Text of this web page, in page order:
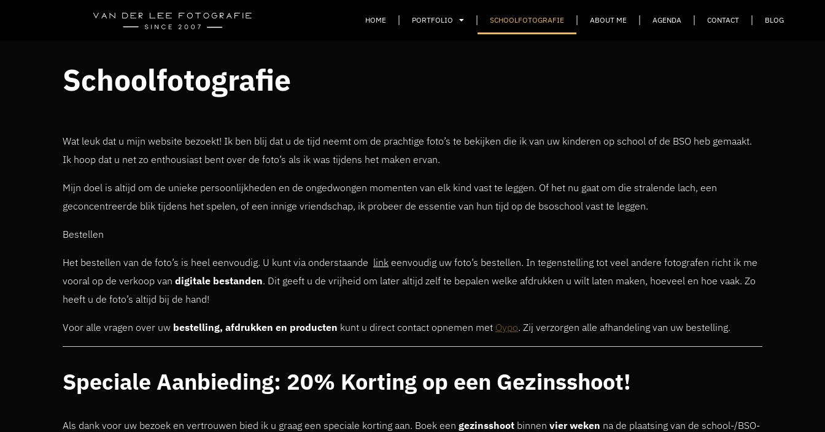
HOME PORTFOLIO SCHOOLFOTOGRAFIE ABOUT ME AGENDA CONTACT BLOG
Schoolfotografie
Wat leuk dat u mijn website bezoekt! Ik ben blij dat u de tijd neemt om de prachtige foto’s te bekijken die ik van uw kinderen op school of de BSO heb gemaakt.
Ik hoop dat u net zo enthousiast bent over de foto’s als ik was tijdens het maken ervan.
Mijn doel is altijd om de unieke persoonlijkheden en de ongedwongen momenten van elk kind vast te leggen. Of het nu gaat om die stralende lach, een
geconcentreerde blik tijdens het spelen, of een innige vriendschap, ik probeer de essentie van hun tijd op de bsoschool vast te leggen.
Bestellen
Het bestellen van de foto’s is heel eenvoudig. U kunt via onderstaande link eenvoudig uw foto’s bestellen. In tegenstelling tot veel andere fotografen richt ik me
vooral op de verkoop van digitale bestanden. Dit geeft u de vrijheid om later altijd zelf te bepalen welke afdrukken u wilt laten maken, hoeveel en hoe vaak. Zo
heeft u de foto’s altijd bij de hand!
Voor alle vragen over uw bestelling, afdrukken en producten kunt u direct contact opnemen met Oypo. Zij verzorgen alle afhandeling van uw bestelling.
Speciale Aanbieding: 20% Korting op een Gezinsshoot!
Als dank voor uw bezoek en vertrouwen bied ik u graag een speciale korting aan. Boek een gezinsshoot binnen vier weken na de plaatsing van de school-/BSO-